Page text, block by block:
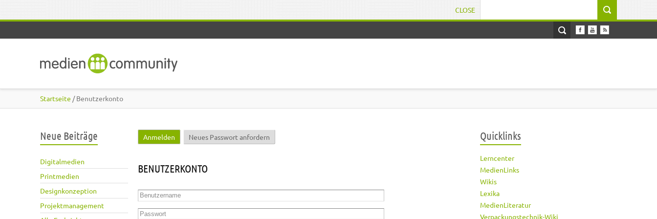
CLOSE
Startseite / Benutzerkonto
Neue Beiträge
Digitalmedien
Printmedien
Designkonzeption
Projektmanagement
Haupt-Reiter
Anmelden (aktiver Reiter)
Neues Passwort anfordern
BENUTZERKONTO
Benutzername
Passwort
Quicklinks
Lerncenter
MedienLinks
Wikis
Lexika
MedienLiteratur
Verpackungstechnik-Wiki